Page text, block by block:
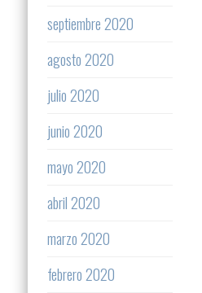
septiembre 2020
agosto 2020
julio 2020
junio 2020
mayo 2020
abril 2020
marzo 2020
febrero 2020